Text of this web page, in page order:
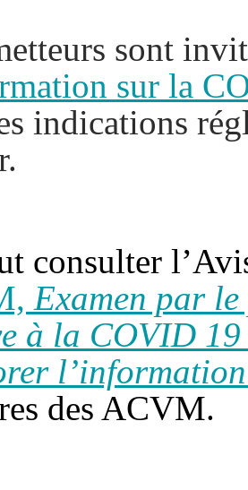
sont
sur la
indications
consulter
Examen par
à la COVID
des ACVM.